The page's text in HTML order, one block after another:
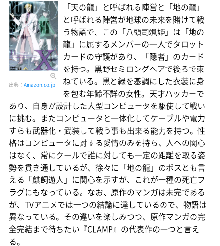
出典： Amazon.co.jp
「天の龍」と呼ばれる陣営と「地の龍」
と呼ばれる陣営が地球の未来を賭けて戦
う物語で、この「八頭司颯姫」は「地の
龍」に属するメンバーの一人でタロット
カードの守護があり、「隠者」のカード
を持つ。黒野セミロングヘアで後ろで束
ねている。黒と緑を基調にした衣装に身
を包む年齢不詳の女性。天才ハッカーで
あり、自身が設計した大型コンピュータを駆使して戦い
に挑む。またコンピュータと一体化してケーブルや電力
すらも武器化・武装して戦う事も出来る能力を持つ。性
格はコンピュータに対する愛情のみを持ち、人への関心
はなく、常にクールで誰に対しても一定の距離を取る姿
勢を貫き通しているが、徐々に「地の龍」のボスとも言
える「麒飼遊人」に関心を示すが、これが一種の死亡フ
ラグにもなっている。なお、原作のマンガは未完である
が、TVアニメでは一つの結論に達しているので、物語は
異なっている。その違いを楽しみつつ、原作マンガの完
全完結まで待ちたい『CLAMP』の代表作の一つと言え
る。